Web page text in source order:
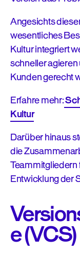
Angesichts
wesentliches
Kultur integriert
schneller
Kunden gerecht
Erfahre mehr:
Kultur
Darüber hinaus
die
Teammitgliedern
Entwicklung der
e (VCS)